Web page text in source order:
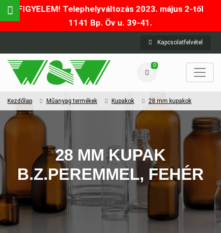
FIGYELEM! Telephelyváltozás 2023. május 2-től
1141 Bp. Öv u. 39-41.
Kapcsolatfelvétel
0
Kezdőlap Műanyag termékek Kupakok 28 mm kupakok
28 MM KUPAK
B.Z.PEREMMEL, FEHÉR